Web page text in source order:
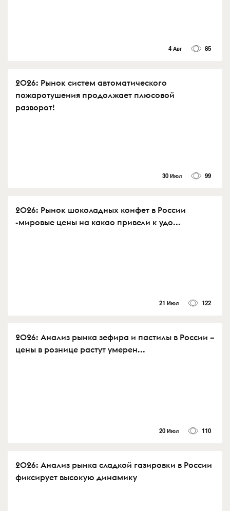
4 Авг 85
2026: Рынок систем автоматического
пожаротушения продолжает плюсовой
разворот!
30 Июл 99
2026: Рынок шоколадных конфет в России
-мировые цены на какао привели к удо...
21 Июл 122
2026: Анализ рынка зефира и пастилы в России –
цены в рознице растут умерен...
20 Июл 110
2026: Анализ рынка сладкой газировки в России
фиксирует высокую динамику